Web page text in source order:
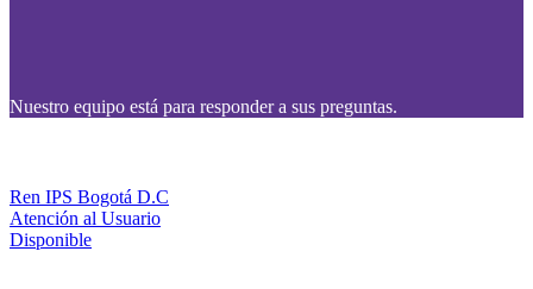
Nuestro equipo está para responder a sus preguntas.
Ren IPS Bogotá D.C
Atención al Usuario
Disponible